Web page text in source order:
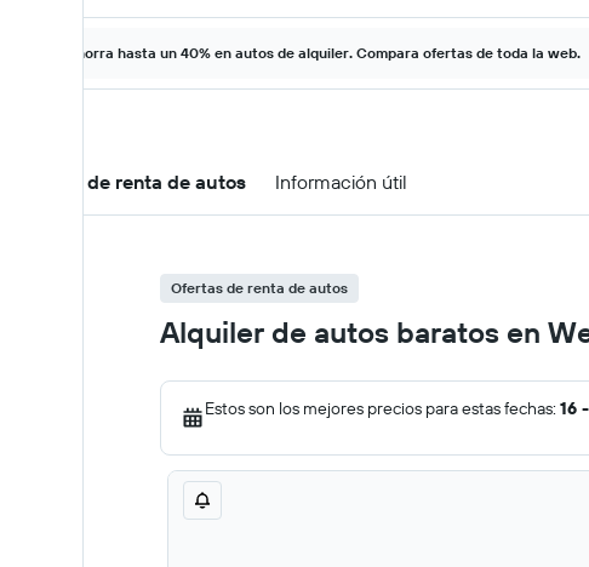
Ahorra hasta un 40% en autos de alquiler. Compara ofertas de toda la web.
Ofertas de renta de autos Información útil
Ofertas de renta de autos
Alquiler de autos baratos en
Estos son los mejores precios para estas fechas: 16